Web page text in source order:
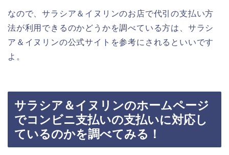
なので、サラシア＆イヌリンのお店で代引の支払い方
法が利用できるのかどうかを調べている方は、サラシ
ア＆イヌリンの公式サイトを参考にされるといいです
よ。
サラシア＆イヌリンのホームページ
でコンビニ支払いの支払いに対応し
ているのかを調べてみる！